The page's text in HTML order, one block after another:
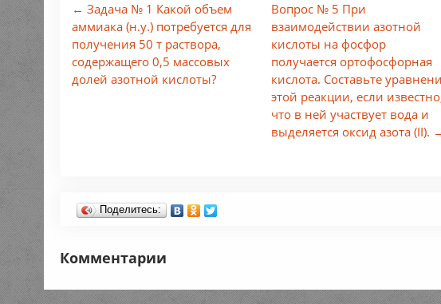
← Задача № 1 Какой объем
аммиака (н.у.) потребуется для
получения 50 т раствора,
содержащего 0,5 массовых
долей азотной кислоты?
Вопрос № 5 При
взаимодействии азотной
кислоты на фосфор
получается ортофосфорная
кислота. Составьте
этой реакции, если
что в ней участвует вода и
выделяется оксид азота (II).
Поделитесь:
Комментарии